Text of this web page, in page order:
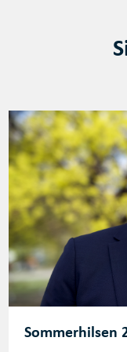
Sommerhilsen